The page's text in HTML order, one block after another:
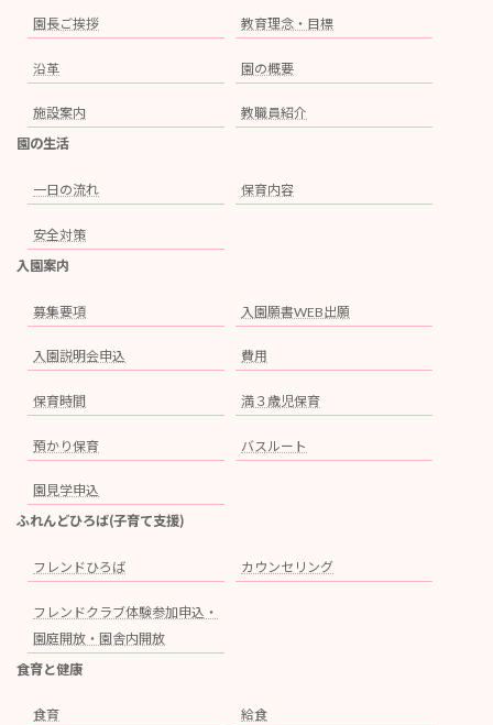
園長ご挨拶 教育理念・目標
沿革 園の概要
施設案内
教職員紹介
園の生活
一日の流れ 保育内容
安全対策
入園案内
募集要項 入園願書WEB出願
入園説明会申込 費用
保育時間 満３歳児保育
預かり保育 バスルート
園見学申込
ふれんどひろば(子育て支援)
フレンドひろば カウンセリング
フレンドクラブ体験参加申込・
園庭開放・園舎内開放
食育と健康
食育 給食